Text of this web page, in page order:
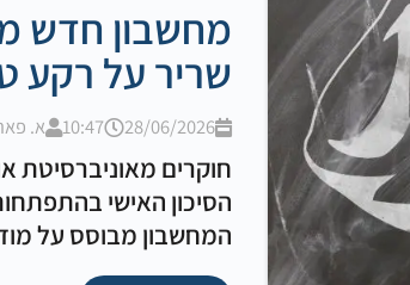
מחשבון חדש
שריר על רקע
28/06/2026
10:47 א.
חוקרים מאוניברסיטת
הסיכון האישי
המחשבון מבוסס על